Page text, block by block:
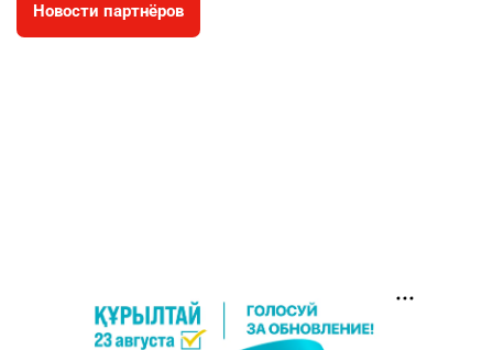
🐏 Скота больше, а мясо дороже. Почему в
Казахстане продолжают расти цены на
2779 2
Новости партнёров